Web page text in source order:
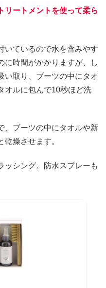
リートメントを使って柔ら
いているので水を含みやす
に時間がかかりますが、し
い取り、ブーツの中にタオ
オルに包んで10秒ほど洗
、ブーツの中にタオルや新
燥させます。
ッシング。防水スプレーも